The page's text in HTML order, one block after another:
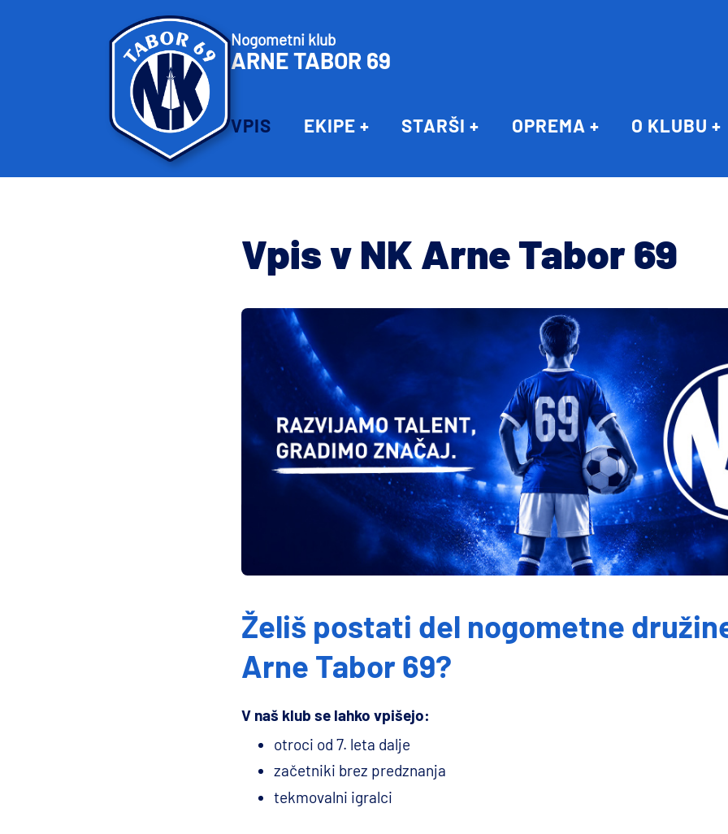
Nogometni klub
ARNE TABOR 69
VPIS EKIPE STARŠI OPREMA O KLUBU
Vpis v NK Arne Tabor 69
Želiš postati del nogometne
Arne Tabor 69?
V naš klub se lahko vpišejo:
otroci od 7. leta dalje
začetniki brez predznanja
tekmovalni igralci